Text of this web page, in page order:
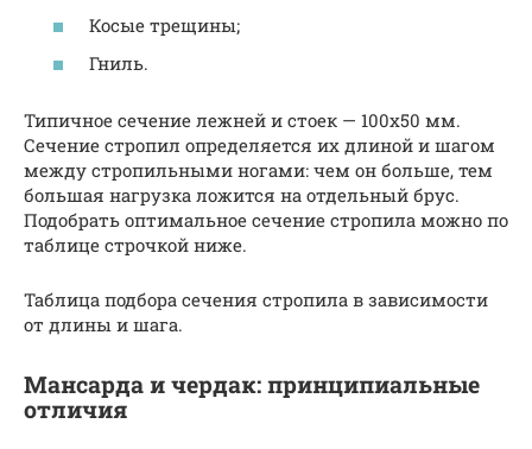
Косые трещины;
Гниль.
Типичное сечение лежней и стоек — 100х50 мм.
Сечение стропил определяется их длиной и шагом
между стропильными ногами: чем он больше, тем
большая нагрузка ложится на отдельный брус.
Подобрать оптимальное сечение стропила можно по
таблице строчкой ниже.
Таблица подбора сечения стропила в зависимости
от длины и шага.
Мансарда и чердак: принципиальные
отличия